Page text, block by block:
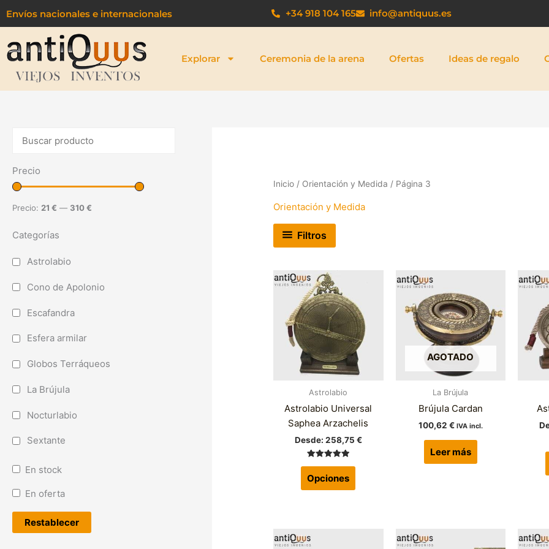
Envíos nacionales e internacionales +34 918 104 165 info@antiquus.es
Explorar Ceremonia de la arena Ofertas Ideas de regalo
Precio
Precio: 21 € — 310 €
Categorías
Astrolabio
Cono de Apolonio
Escafandra
Esfera armilar
Globos Terráqueos
La Brújula
Nocturlabio
Sextante
En stock
En oferta
Restablecer
Inicio / Orientación y Medida / Página 3
Orientación y Medida
Filtros
Astrolabio
Astrolabio Universal
Saphea Arzachelis
Desde: 258,75 €
Valorado
5.00
Opciones
tiene
múltiples
variantes.
Las
opciones
se
elegir
en
la
de
AGOTADO
La Brújula
Brújula Cardan
100,62 € IVA incl.
Leer más